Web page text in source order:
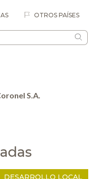
OTROS PAÍSES
S.A.
DESARROLLO LOCAL